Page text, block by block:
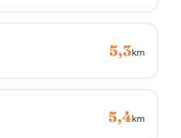
5,3km
5,4km